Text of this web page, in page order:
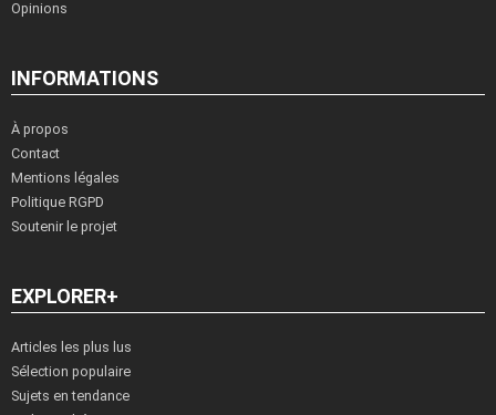
Opinions
INFORMATIONS
À propos
Contact
Mentions légales
Politique RGPD
Soutenir le projet
EXPLORER+
Articles les plus lus
Sélection populaire
Sujets en tendance